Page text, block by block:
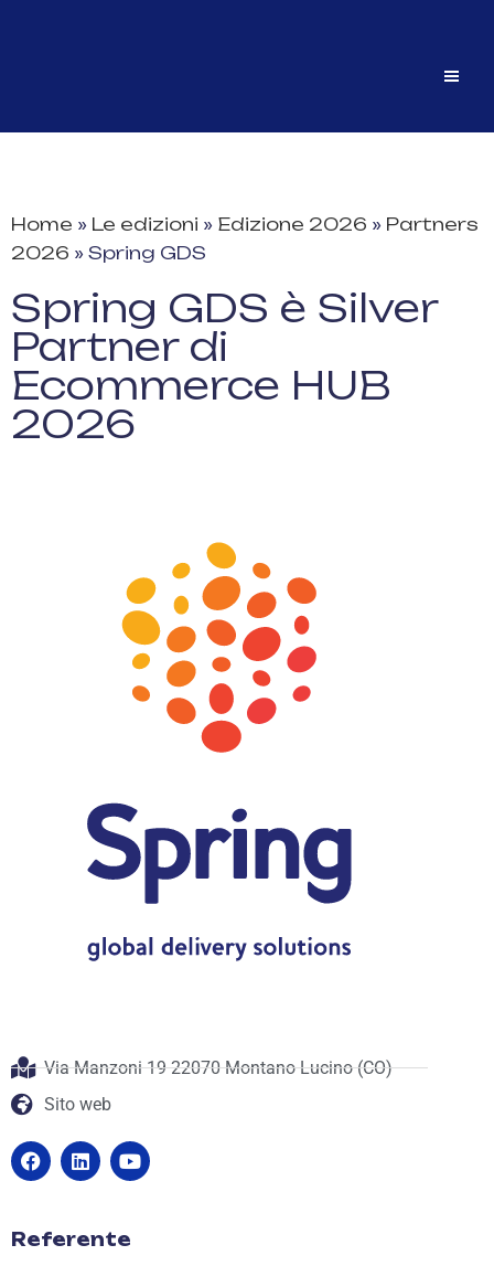
Home » Le edizioni » Edizione 2026 » Partners
2026 » Spring GDS
Spring GDS è Silver
Partner di
Ecommerce HUB
2026
Via Manzoni 19 22070 Montano Lucino (CO)
Sito web
Referente